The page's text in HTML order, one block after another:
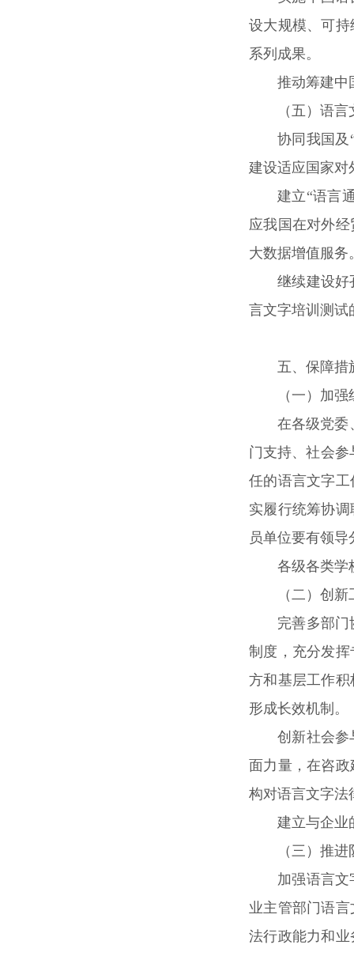
设大规模、可
系列成果。
推动筹建中
（五）语
协同我国及
建设适应国家对
建立“语言
应我国在对外
大数据增值服务
继续建设好
言文字培训测试
五、保障措
（一）加
在各级党委
门支持、社会
任的语言文字
实履行统筹协
员单位要有领
各级各类学
（二）创
完善多部
制度，充分发
方和基层工作
形成长效机制。
创新社会参
面力量，在咨
构对语言文字法
建立与企业
（三）推
加强语言
业主管部门语
法行政能力和